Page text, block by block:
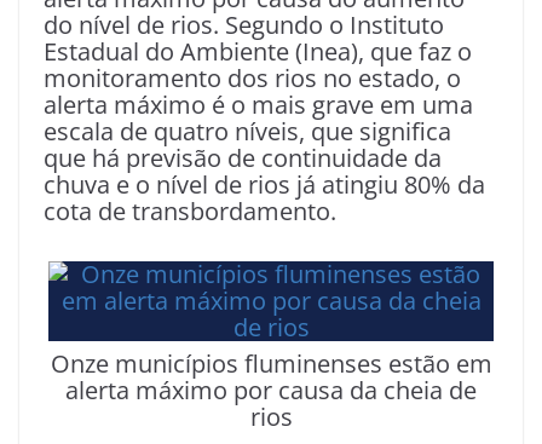
do nível de rios. Segundo o Instituto
Estadual do Ambiente (Inea), que faz o
monitoramento dos rios no estado, o
alerta máximo é o mais grave em uma
escala de quatro níveis, que significa
que há previsão de continuidade da
chuva e o nível de rios já atingiu 80% da
cota de transbordamento.
Onze municípios fluminenses estão em
alerta máximo por causa da cheia de
rios